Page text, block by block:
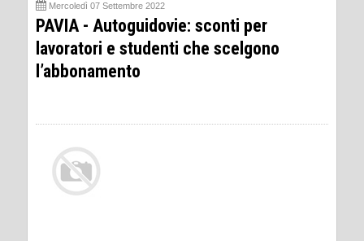
Mercoledì 07 Settembre 2022
PAVIA - Autoguidovie: sconti per
lavoratori e studenti che scelgono
l’abbonamento